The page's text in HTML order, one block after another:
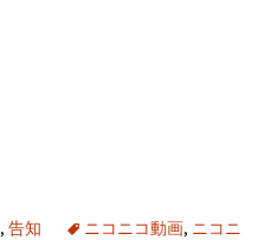
, 告知 ニコニコ動画, ニコニ